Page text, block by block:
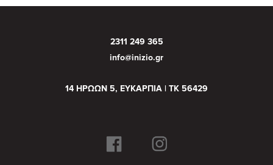
2311 249 365
info@inizio.gr
14 ΗΡΩΩΝ 5, ΕΥΚΑΡΠΙΑ | ΤΚ 56429